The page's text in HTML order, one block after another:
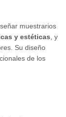
muestrarios
y estéticas , y
Su diseño
de los